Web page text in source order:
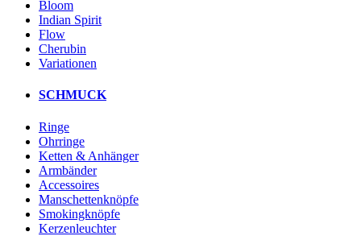
Bloom
Indian Spirit
Flow
Cherubin
Variationen
SCHMUCK
Ringe
Ohrringe
Ketten & Anhänger
Armbänder
Accessoires
Manschettenknöpfe
Smokingknöpfe
Kerzenleuchter